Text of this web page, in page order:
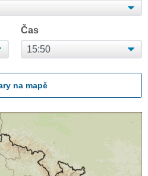
Čas
na mapě